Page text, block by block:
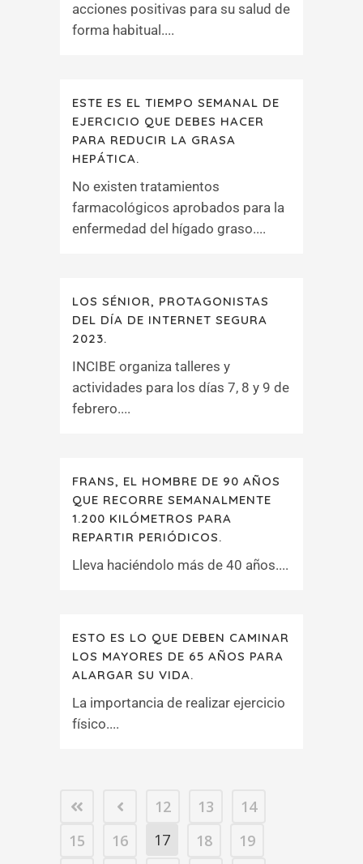
acciones positivas para su salud de
forma habitual....
ESTE ES EL TIEMPO SEMANAL DE
EJERCICIO QUE DEBES HACER
PARA REDUCIR LA GRASA
HEPÁTICA.
No existen tratamientos
farmacológicos aprobados para la
enfermedad del hígado graso....
LOS SÉNIOR, PROTAGONISTAS
DEL DÍA DE INTERNET SEGURA
2023.
INCIBE organiza talleres y
actividades para los días 7, 8 y 9 de
febrero....
FRANS, EL HOMBRE DE 90 AÑOS
QUE RECORRE SEMANALMENTE
1.200 KILÓMETROS PARA
REPARTIR PERIÓDICOS.
Lleva haciéndolo más de 40 años....
ESTO ES LO QUE DEBEN CAMINAR
LOS MAYORES DE 65 AÑOS PARA
ALARGAR SU VIDA.
La importancia de realizar ejercicio
físico....
12 13
14
15
16 17 18
19